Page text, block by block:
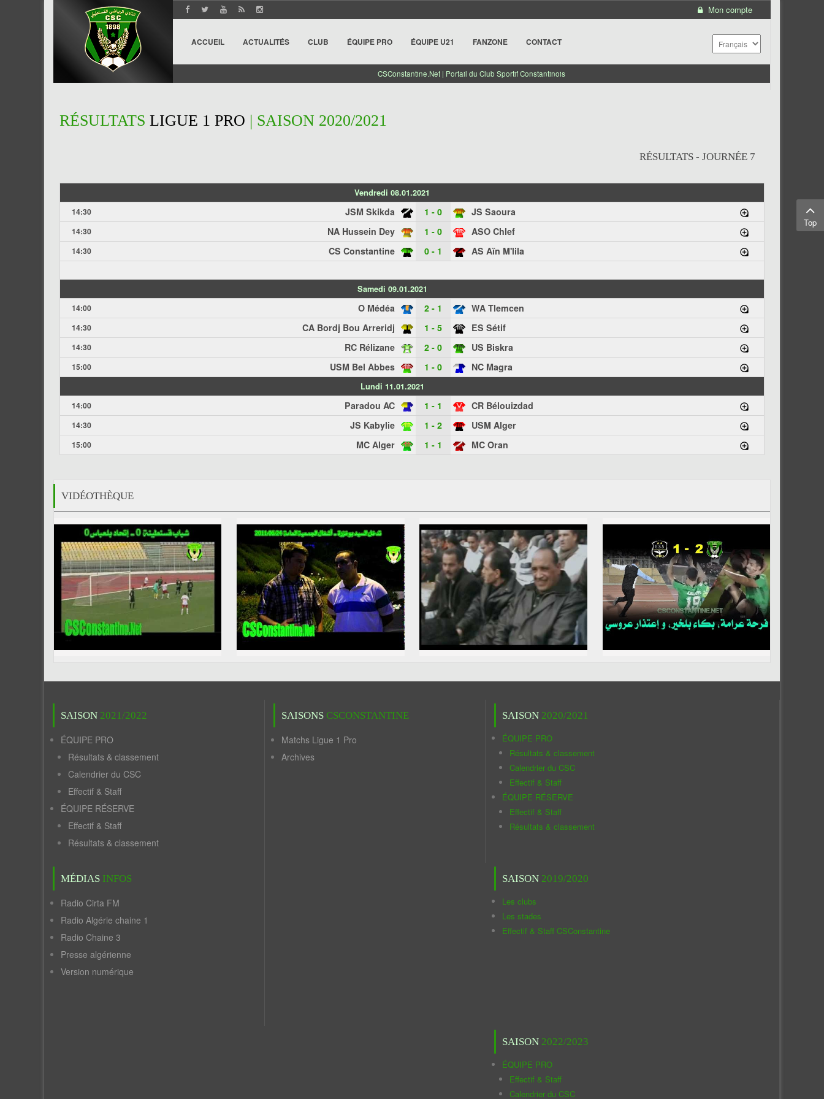
Mon compte
ACCUEIL ACTUALITÉS CLUB ÉQUIPE PRO ÉQUIPE U21 FANZONE CONTACT
CSConstantine.Net | Portail du Club Sportif Constantinois
RÉSULTATS LIGUE 1 PRO | SAISON 2020/2021
RÉSULTATS - JOURNÉE 7
Vendredi 08.01.2021
14:30
JSM Skikda 1 - 0 JS Saoura
14:30 NA Hussein Dey 1 - 0 ASO Chlef
14:30 CS Constantine 0 - 1 AS Aïn M'lila
Samedi 09.01.2021
14:00
O Médéa 2 - 1 WA Tlemcen
14:30 CA Bordj Bou Arreridj 1 - 5 ES Sétif
14:30 RC Rélizane 2 - 0 US Biskra
15:00 USM Bel Abbes 1 - 0 NC Magra
Lundi 11.01.2021
14:00
Paradou AC 1 - 1 CR Bélouizdad
14:30 JS Kabylie 1 - 2 USM Alger
15:00 MC Alger 1 - 1 MC Oran
VIDÉOTHÈQUE
SAISON 2021/2022
ÉQUIPE PRO
Résultats & classement
Calendrier du CSC
Effectif & Staff
ÉQUIPE RÉSERVE
Effectif & Staff
Résultats & classement
MÉDIAS INFOS
Radio Cirta FM
Radio Algérie chaine 1
Radio Chaine 3
Presse algérienne
Version numérique
SAISONS CSCONSTANTINE
Matchs Ligue 1 Pro
Archives
SAISON 2020/2021
ÉQUIPE PRO
Résultats & classement
Calendrier du CSC
Effectif & Staff
ÉQUIPE RÉSERVE
Effectif & Staff
Résultats & classement
SAISON 2019/2020
Les clubs
Les stades
Effectif & Staff CSConstantine
SAISON 2022/2023
ÉQUIPE PRO
Effectif & Staff
Calendrier du CSC
Top